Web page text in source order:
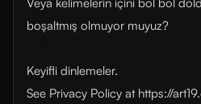
boşaltmış olmuyor muyuz?
Keyifli dinlemeler.
See Privacy Policy at https://